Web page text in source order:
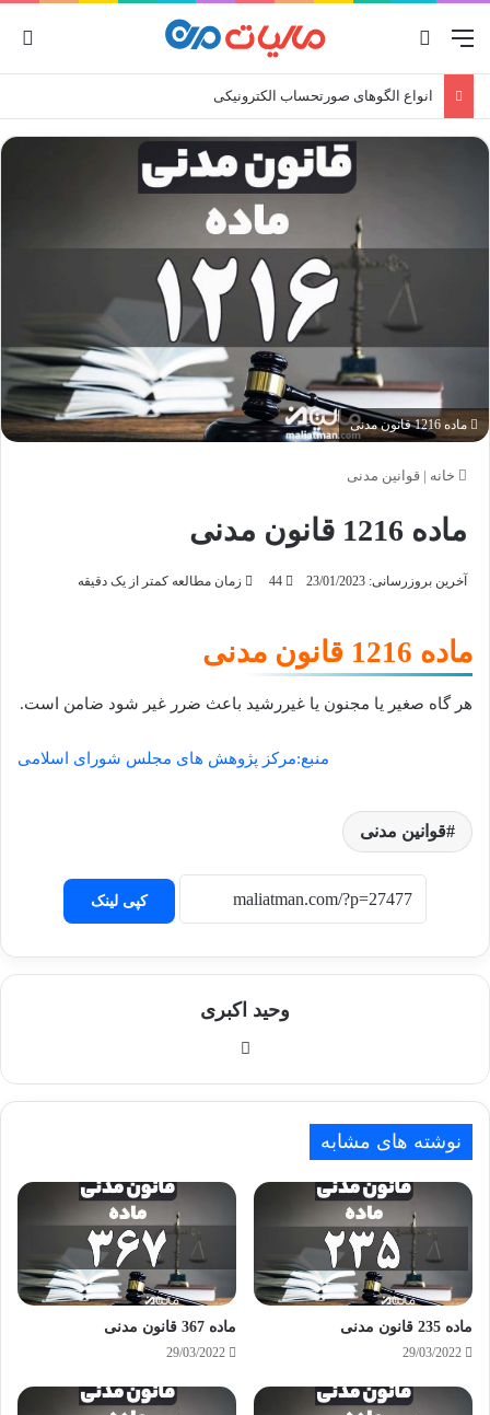
منو
انواع الگوهای صورتحساب الکترونیکی
ماده 1216 قانون مدنی
خانه | قوانین مدنی
ماده 1216 قانون مدنی
آخرین بروزرسانی: 23/01/2023 44 زمان مطالعه کمتر از یک دقیقه
ماده 1216 قانون مدنی
هر گاه صغیر یا مجنون یا غیررشید باعث ضرر غیر شود ضامن است.
منبع:مرکز پژوهش های مجلس شورای اسلامی
قوانین مدنی
کپی لینک
وحید اکبری
نوشته های مشابه
ماده 235 قانون مدنی
29/03/2022
ماده 367 قانون مدنی
29/03/2022